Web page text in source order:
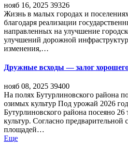
нояб 16, 2025 39326
Жизнь в малых городах и
благодаря реализации
направленных на улучшение
улучшений дорожной
изменения,…
Дружные всходы — залог
нояб 08, 2025 39400
На полях Бутурлиновского района
озимых культур Под урожай 2026
Бутурлиновского района посеяно
культур. Согласно предварительной
площадей…
Еще